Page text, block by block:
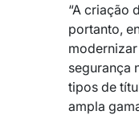
“A criação
portanto,
segurança
tipos de
ampla